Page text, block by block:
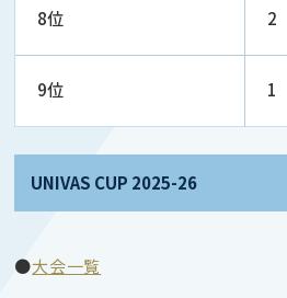
8位 2
9位 1
UNIVAS CUP 2025-26
●大会一覧